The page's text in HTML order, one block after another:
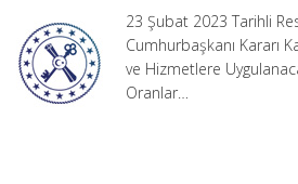
Tespitine
Kararda
Değişiklik
Yapılmasına
23 Şubat 2023 Tarihli
Cumhurbaşkanı Kararı
ve Hizmetlere
Oranlar…